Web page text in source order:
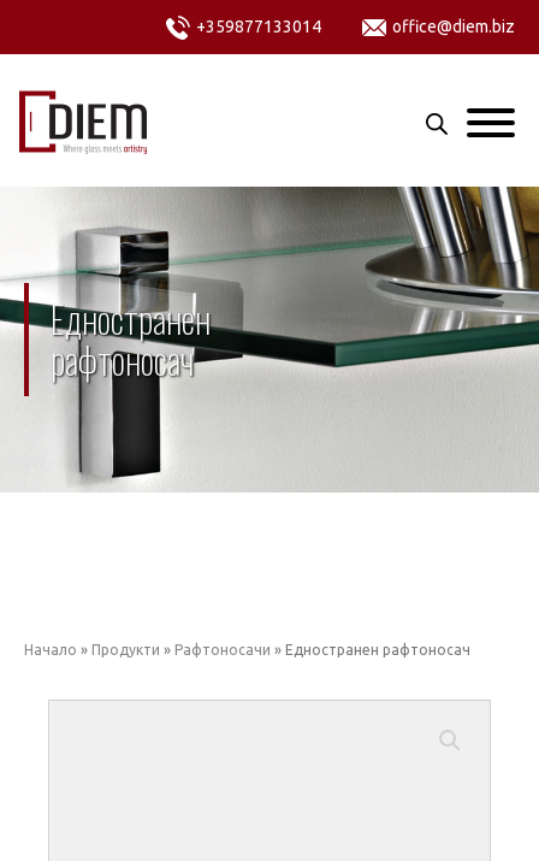
+359877133014 office@diem.biz
Едностранен
рафтоносач
Начало » Продукти » Рафтоносачи » Едностранен рафтоносач